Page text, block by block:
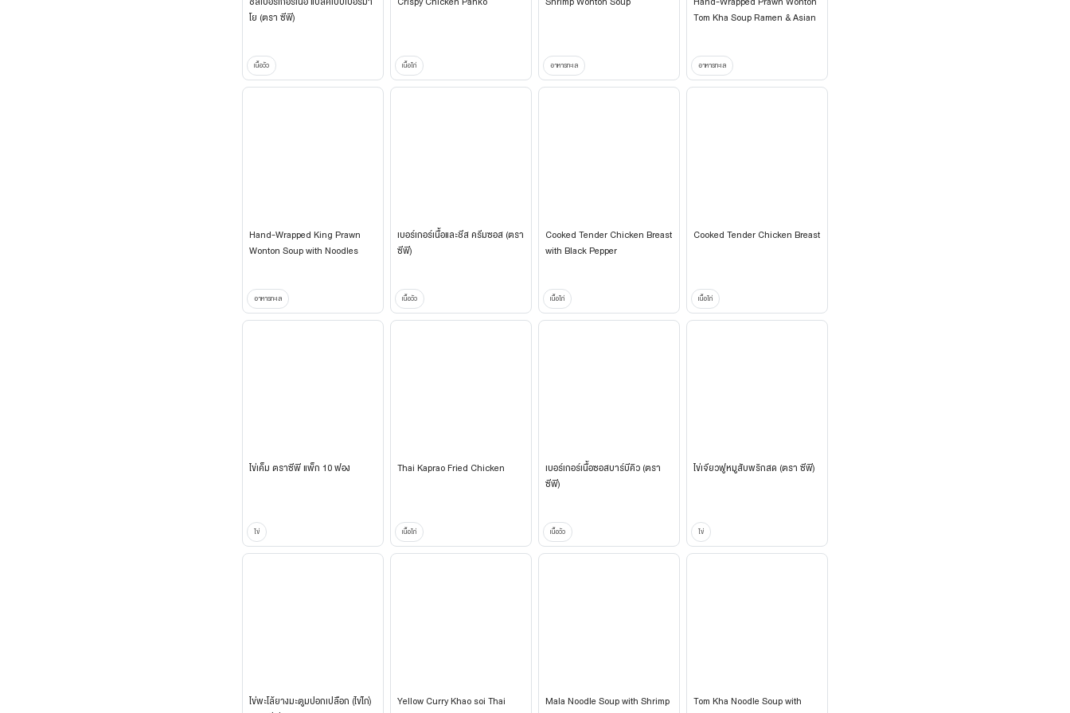
โย (ตรา ซีพี)
เนื้อวัว เนื้อไก่ อาหารทะเล
Tom Kha Soup Ramen & Asian
อาหารทะเล
Hand-Wrapped King Prawn
Wonton Soup with Noodles
อาหารทะเล
เบอร์เกอร์เนื้อและชีส ครีมซอส (ตรา
ซีพี)
เนื้อวัว
Cooked Tender Chicken Breast
with Black Pepper
เนื้อไก่
Cooked Tender Chicken Breast
เนื้อไก่
ไข่เค็ม ตราซีพี แพ็ก 10 ฟอง
ไข่
Thai Kaprao Fried Chicken
เนื้อไก่
เบอร์เกอร์เนื้อซอสบาร์บีคิว (ตรา
ซีพี)
เนื้อวัว
ไข่เจียวฟูหมูสับพริกสด (ตรา ซีพี)
ไข่
ไข่พะโล้ยางมะตูมปอกเปลือก (ไข่ไก่)
Yellow Curry Khao soi Thai
Mala Noodle Soup with Shrimp
Tom Kha Noodle Soup with